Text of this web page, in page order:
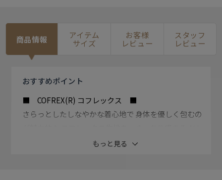
商品情報 アイテム
サイズ
お客様
レビュー
スタッフ
レビュー
おすすめポイント
■ COFREX(R) コフレックス ■
さらっとしたしなやかな着心地で 身体を優しく包むの
スシャツのシルエットで仕上げ、 快適なビジネススタ
もっと見る